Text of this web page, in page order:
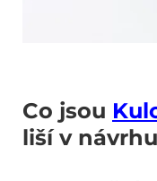
Co jsou
liší v